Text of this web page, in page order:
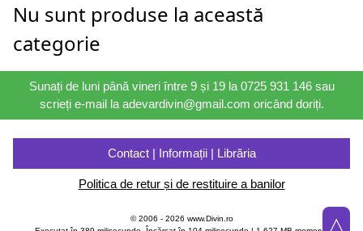
Nu sunt produse la această
categorie
Sunați de luni până vineri între 9 și 19 la 0725 931 146 sau
scrieți e-mail la adevardivin@gmail.com oricând doriți.
Contact | Informații | Librăria
Politica de retur și de restituire a banilor
© 2006 - 2026 www.Divin.ro
△